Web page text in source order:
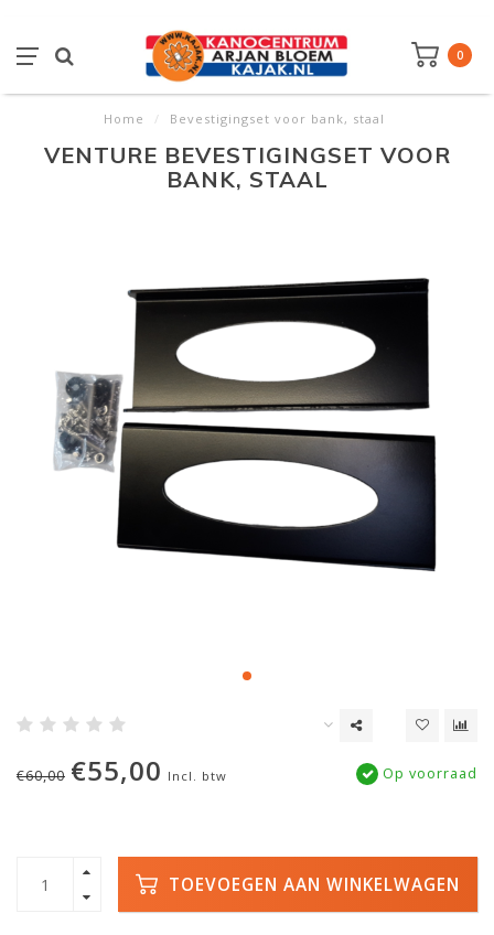
0
Home / Bevestigingset voor bank, staal
VENTURE BEVESTIGINGSET VOOR
BANK, STAAL
€60,00 €55,00 Incl. btw Op voorraad
TOEVOEGEN AAN WINKELWAGEN